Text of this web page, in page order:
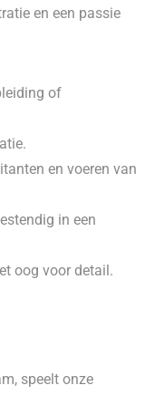
en een passie
of
en voeren van
in een
oog voor detail.
speelt onze